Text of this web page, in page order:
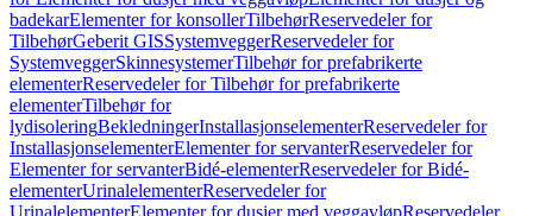
badekarElementer for konsollerTilbehørReservedeler for
TilbehørGeberit GISSystemveggerReservedeler for
SystemveggerSkinnesystemerTilbehør for prefabrikerte
elementerReservedeler for Tilbehør for prefabrikerte
elementerTilbehør for
lydisoleringBekledningerInstallasjonselementerReservedeler for
InstallasjonselementerElementer for servanterReservedeler for
Elementer for servanterBidé-elementerReservedeler for Bidé-
elementerUrinalelementerReservedeler for
UrinalelementerElementer for dusjer med veggavløpReservedeler